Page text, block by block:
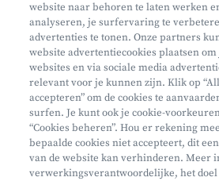
Phishing
Mifid
Privacy
Juridische info
website naar behoren te laten werken
analyseren, je surfervaring te
advertenties te tonen. Onze partners
website advertentiecookies plaatsen om
websites en via sociale media
relevant voor je kunnen zijn. Klik op
accepteren” om de cookies te
surfen. Je kunt ook je cookie-
“Cookies beheren”. Hou er rekening
bepaalde cookies niet accepteert, dit
van de website kan verhinderen. Meer
verwerkingsverantwoordelijke, het doel